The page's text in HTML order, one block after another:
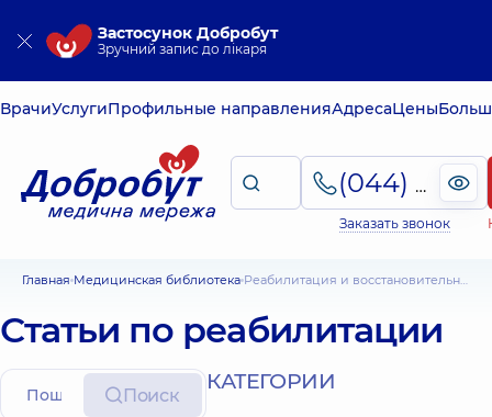
Застосунок Добробут
Зручний запис до лікаря
ВрачиУслугиПрофильные направленияАдресаЦены
(044) 495-2-888
Заказать звонок
Главная Медицинская библиотека Реабилитация и восстановительное лечение
Статьи по реабилитации
Поиск
КАТЕГОРИИ